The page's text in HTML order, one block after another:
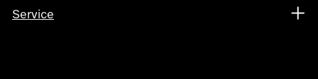
Service